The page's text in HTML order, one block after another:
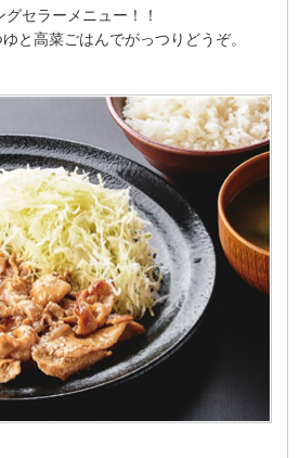
セラーメニュー！！
と高菜ごはんでがっつりどうぞ。